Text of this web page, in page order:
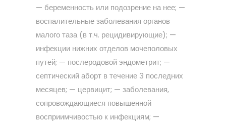
— беременность или подозрение на нее; —
воспалительные заболевания органов
малого таза (в т.ч. рецидивирующие); —
инфекции нижних отделов мочеполовых
путей; — послеродовой эндометрит; —
септический аборт в течение 3 последних
месяцев; — цервицит; — заболевания,
сопровождающиеся повышенной
восприимчивостью к инфекциям; —